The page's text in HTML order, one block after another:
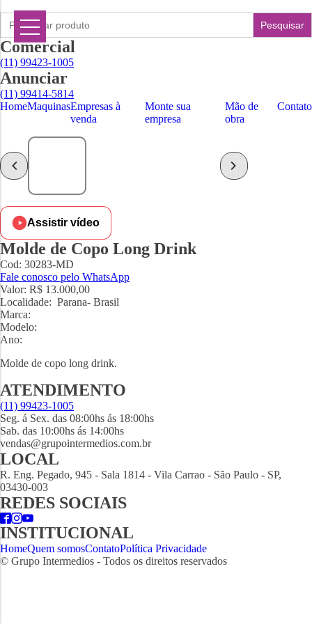
Search
for:
Comercial
(11) 99423-1005
Anunciar
(11) 99414-5814
HomeMaquinasEmpresas à
venda
Monte sua
empresa
Mão de
obra
Contato
Assistir vídeo
Molde de Copo Long Drink
Cod: 30283-MD
Fale conosco pelo WhatsApp
Valor: R$ 13.000,00
Localidade: Parana- Brasil
Marca:
Modelo:
Ano:
Molde de copo long drink.
ATENDIMENTO
(11) 99423-1005
Seg. á Sex. das 08:00hs ás 18:00hs
Sab. das 10:00hs ás 14:00hs
vendas@grupointermedios.com.br
LOCAL
R. Eng. Pegado, 945 - Sala 1814 - Vila Carrao - São Paulo - SP,
03430-003
REDES SOCIAIS
INSTITUCIONAL
HomeQuem somosContatoPolítica Privacidade
© Grupo Intermedios - Todos os direitos reservados